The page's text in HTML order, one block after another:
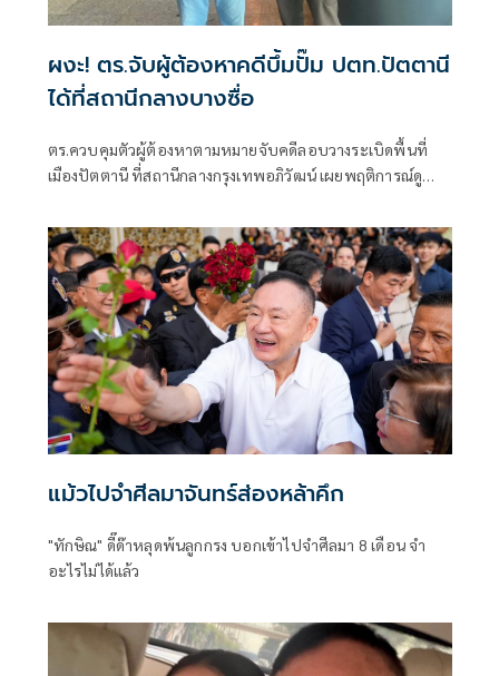
ผงะ! ตร.จับผู้ต้องหาคดีบึ้มปั๊ม ปตท.ปัตตานี
ได้ที่สถานีกลางบางซื่อ
ตร.ควบคุมตัวผู้ต้องหาตามหมายจับคดีลอบวางระเบิดพื้นที่
เมืองปัตตานี ที่สถานีกลางกรุงเทพอภิวัฒน์ เผยพฤติการณ์ดู
แม้วไปจำศีลมาจันทร์ส่องหล้าคึก
"ทักษิณ" ดี๊ด๊าหลุดพ้นลูกกรง บอกเข้าไปจำศีลมา 8 เดือน จำ
อะไรไม่ได้แล้ว